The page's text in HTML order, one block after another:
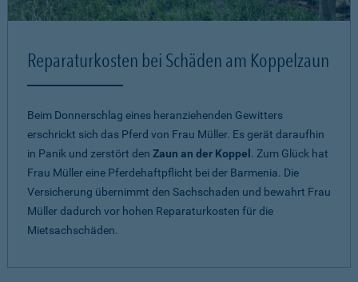
Reparaturkosten bei Schäden am Koppelzaun
Beim Donnerschlag eines heranziehenden Gewitters
erschrickt sich das Pferd von Frau Müller. Es gerät daraufhin
in Panik und zerstört den Zaun an der Koppel . Zum Glück hat
Frau Müller eine Pferdehaftpflicht bei der Barmenia. Die
Versicherung übernimmt den Sachschaden und bewahrt Frau
Müller dadurch vor hohen Reparaturkosten für die
Mietsachschäden.